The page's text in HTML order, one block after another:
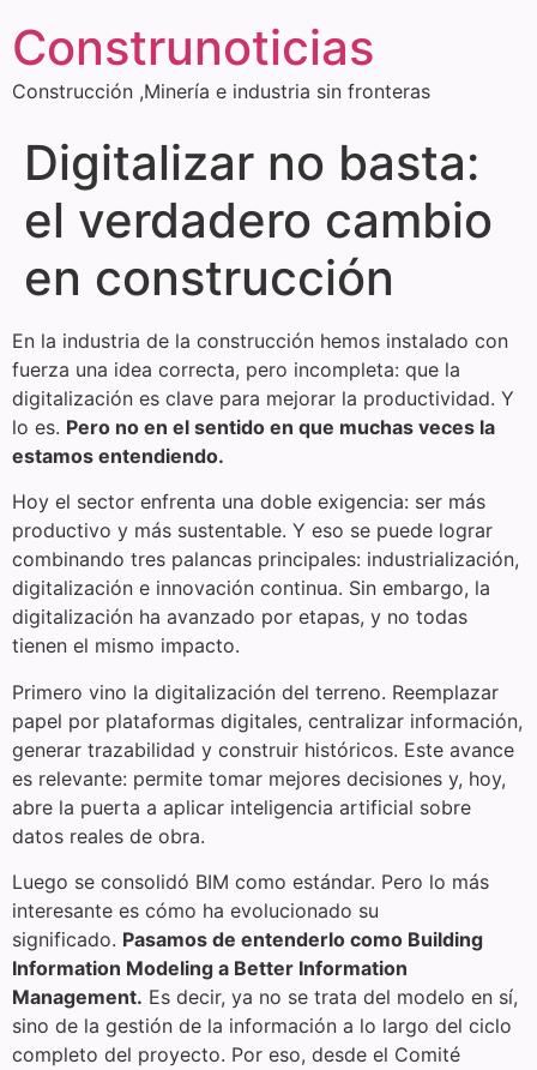
Construnoticias
Construcción ,Minería e industria sin fronteras
Digitalizar no basta:
el verdadero cambio
en construcción
En la industria de la construcción hemos instalado con
fuerza una idea correcta, pero incompleta: que la
digitalización es clave para mejorar la productividad. Y
lo es. Pero no en el sentido en que muchas veces la
estamos entendiendo.
Hoy el sector enfrenta una doble exigencia: ser más
productivo y más sustentable. Y eso se puede lograr
combinando tres palancas principales: industrialización,
digitalización e innovación continua. Sin embargo, la
digitalización ha avanzado por etapas, y no todas
tienen el mismo impacto.
Primero vino la digitalización del terreno. Reemplazar
papel por plataformas digitales, centralizar información,
generar trazabilidad y construir históricos. Este avance
es relevante: permite tomar mejores decisiones y, hoy,
abre la puerta a aplicar inteligencia artificial sobre
datos reales de obra.
Luego se consolidó BIM como estándar. Pero lo más
interesante es cómo ha evolucionado su
significado. Pasamos de entenderlo como Building
Information Modeling a Better Information
Management. Es decir, ya no se trata del modelo en sí,
sino de la gestión de la información a lo largo del ciclo
completo del proyecto. Por eso, desde el Comité